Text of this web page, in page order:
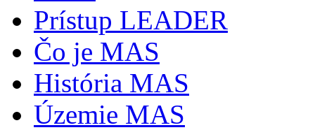
Prístup LEADER
Čo je MAS
História MAS
Územie MAS